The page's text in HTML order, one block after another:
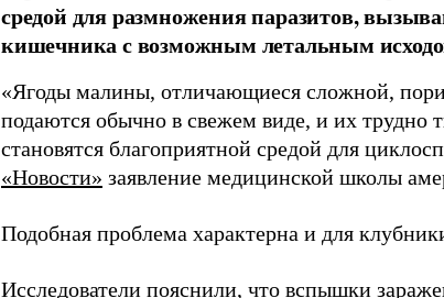
средой для размножения паразитов,
кишечника с возможным летальным
«Ягоды малины, отличающиеся сложной,
подаются обычно в свежем виде, и их трудно
становятся благоприятной средой для
«Новости» заявление медицинской школы
Подобная проблема характерна и для
Исследователи пояснили, что вспышки